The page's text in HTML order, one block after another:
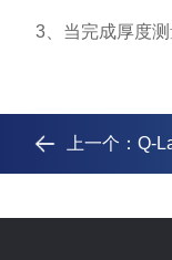
3、当完成厚度测
上一个： Q-